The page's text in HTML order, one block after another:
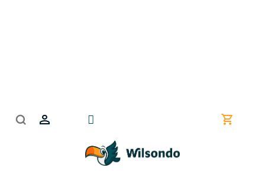
Nákupní